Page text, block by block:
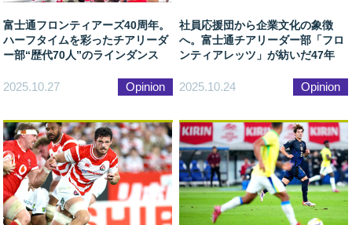
富士通フロンティアーズ40周年。
ハーフタイムを彩ったチアリーダ
ー部“歴代70人”のラインダンス
2025.10.27 Opinion
社員応援団から企業文化の象徴
へ。富士通チアリーダー部「フロ
ンティアレッツ」が紡いだ47年
2025.10.24 Opinion